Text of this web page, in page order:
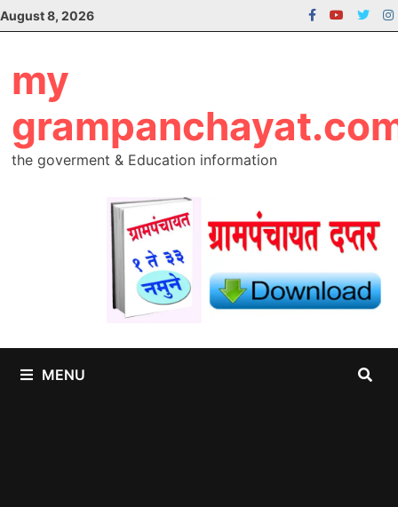
Skip
to
August 8, 2026
my
the goverment & Education information
MENU